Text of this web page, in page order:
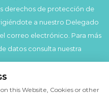
derechos de protección de
a nuestro Delegado
correo electrónico. Para más
datos consulta nuestra
this Website, Cookies or other